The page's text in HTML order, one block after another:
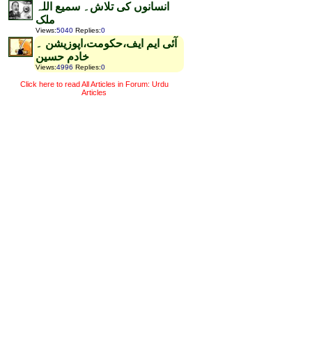
انسانوں کی تلاش۔ سمیع اللہ
ملک
Views:5040 Replies:0
آئی ایم ایف،حکومت،اپوزیشن ۔
خادم حسین
Views:4996 Replies:0
Click here to read All Articles in Forum: Urdu
Articles